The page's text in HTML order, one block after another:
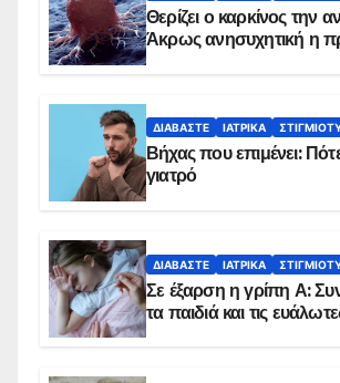
Θερίζει ο καρκίνος την
Άκρως ανησυχητική η
ΔΙΑΒΆΣΤΕ ΙΑΤΡΙΚΆ
Βήχας που επιμένει:
γιατρό
ΔΙΑΒΆΣΤΕ ΙΑΤΡΙΚΆ
Σε έξαρση η γρίπη Α:
τα παιδιά και τις